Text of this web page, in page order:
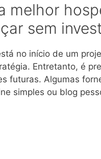
melhor
sem
no início de um
Entretanto, é
futuras. Algumas
simples ou blog